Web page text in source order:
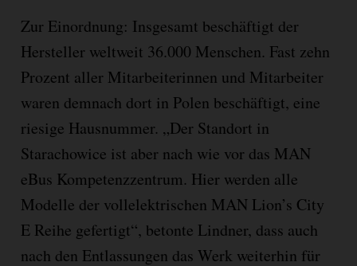
Zur Einordnung: Insgesamt beschäftigt der
Hersteller weltweit 36.000 Menschen. Fast zehn
Prozent aller Mitarbeiterinnen und Mitarbeiter
waren demnach dort in Polen beschäftigt, eine
riesige Hausnummer. „Der Standort in
Starachowice ist aber nach wie vor das MAN
eBus Kompetenzzentrum. Hier werden alle
Modelle der vollelektrischen MAN Lion’s City
E Reihe gefertigt“, betonte Lindner, dass auch
nach den Entlassungen das Werk weiterhin für